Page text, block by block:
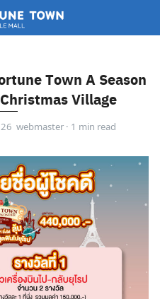
Town A Season
Village
webmaster ·